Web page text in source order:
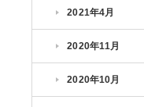
2021年4月
2020年11月
2020年10月